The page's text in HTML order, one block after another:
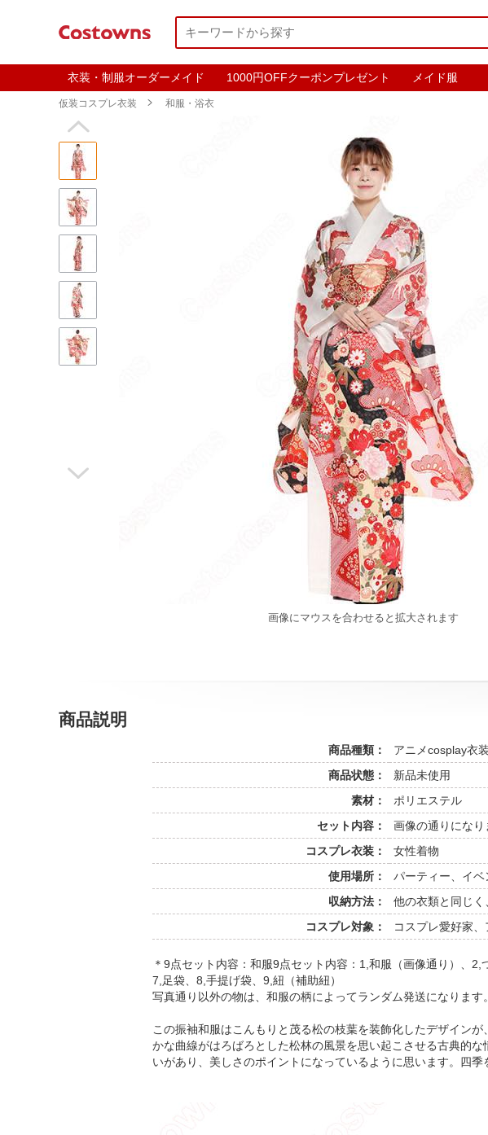
衣装・制服オーダーメイド 1000円OFFクーポンプレゼント メイド服
仮装コスプレ衣装  和服・浴衣


画像にマウスを合わせると拡大されます
商品説明
商品種類：
アニメcosplay衣装
商品状態：
新品未使用
素材：
ポリエステル
セット内容：
画像の通りになり
コスプレ衣装：
女性着物
使用場所：
パーティー、イ
収納方法：
他の衣類と同じく
コスプレ対象：
コスプレ愛好家
＊9点セット内容：和服9点セット内容：1,和服（画像通り）、
7,足袋、8,手提げ袋、9,紐（補助紐）
写真通り以外の物は、和服の柄によってランダム発送になります
この振袖和服はこんもりと茂る松の枝葉を装飾化したデザイン
かな曲線がはろばろとした松林の風景を思い起こさせる古典的
いがあり、美しさのポイントになっているように思います。四季